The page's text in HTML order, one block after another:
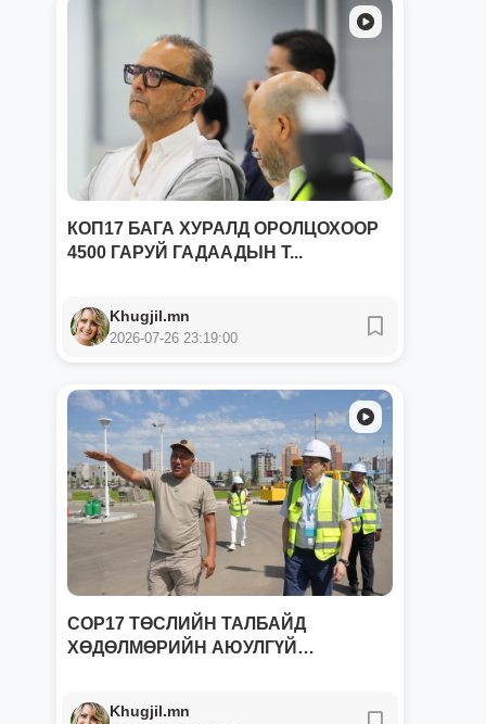
КОП17 БАГА ХУРАЛД ОРОЛЦОХООР
4500 ГАРУЙ ГАДААДЫН Т...
Khugjil.mn
2026-07-26 23:19:00
COP17 ТӨСЛИЙН ТАЛБАЙД
ХӨДӨЛМӨРИЙН АЮУЛГҮЙ
Khugjil.mn